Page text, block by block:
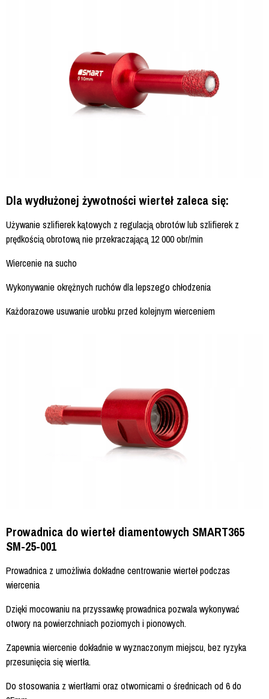
Dla wydłużonej żywotności wierteł zaleca się:
Używanie szlifierek kątowych z regulacją obrotów lub szlifierek z
prędkością obrotową nie przekraczającą 12 000 obr/min
Wiercenie na sucho
Wykonywanie okrężnych ruchów dla lepszego chłodzenia
Każdorazowe usuwanie urobku przed kolejnym wierceniem
Prowadnica do wierteł diamentowych SMART365
SM-25-001
Prowadnica z umożliwia dokładne centrowanie wierteł podczas
wiercenia
Dzięki mocowaniu na przyssawkę prowadnica pozwala wykonywać
otwory na powierzchniach poziomych i pionowych.
Zapewnia wiercenie dokładnie w wyznaczonym miejscu, bez ryzyka
przesunięcia się wiertła.
Do stosowania z wiertłami oraz otwornicami o średnicach od 6 do